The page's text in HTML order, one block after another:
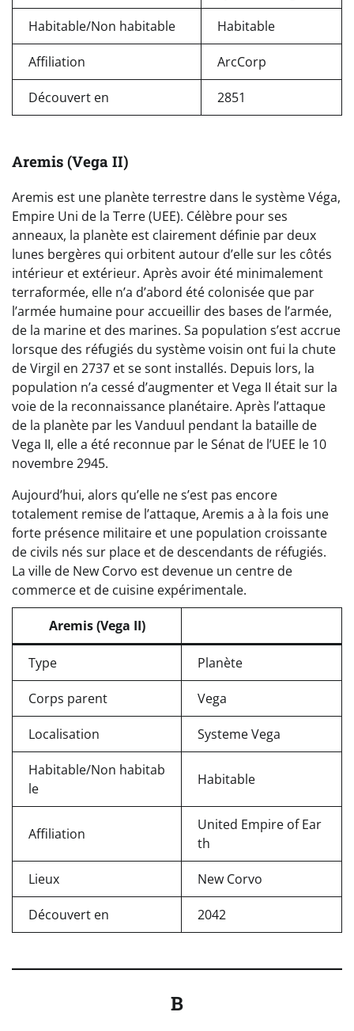
Habitable/Non habitable Habitable
Affiliation ArcCorp
Découvert en 2851
Aremis (Vega II)
Aremis est une planète terrestre dans le système Véga,
Empire Uni de la Terre (UEE). Célèbre pour ses
anneaux, la planète est clairement définie par deux
lunes bergères qui orbitent autour d’elle sur les côtés
intérieur et extérieur. Après avoir été minimalement
terraformée, elle n’a d’abord été colonisée que par
l’armée humaine pour accueillir des bases de l’armée,
de la marine et des marines. Sa population s’est accrue
lorsque des réfugiés du système voisin ont fui la chute
de Virgil en 2737 et se sont installés. Depuis lors, la
population n’a cessé d’augmenter et Vega II était sur la
voie de la reconnaissance planétaire. Après l’attaque
de la planète par les Vanduul pendant la bataille de
Vega II, elle a été reconnue par le Sénat de l’UEE le 10
novembre 2945.
Aujourd’hui, alors qu’elle ne s’est pas encore
totalement remise de l’attaque, Aremis a à la fois une
forte présence militaire et une population croissante
de civils nés sur place et de descendants de réfugiés.
La ville de New Corvo est devenue un centre de
commerce et de cuisine expérimentale.
Aremis (Vega II)
Type Planète
Corps parent Vega
Localisation Systeme Vega
Habitable/Non habitab
le
Habitable
Affiliation
United Empire of Ear
th
Lieux New Corvo
Découvert en 2042
B